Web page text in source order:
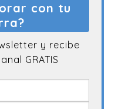
con tu
y recibe
GRATIS